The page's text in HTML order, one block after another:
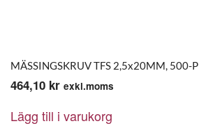
MÄSSINGSKRUV TFS 2,5x20MM, 500-P
464,10 kr exkl.moms
Lägg till i varukorg